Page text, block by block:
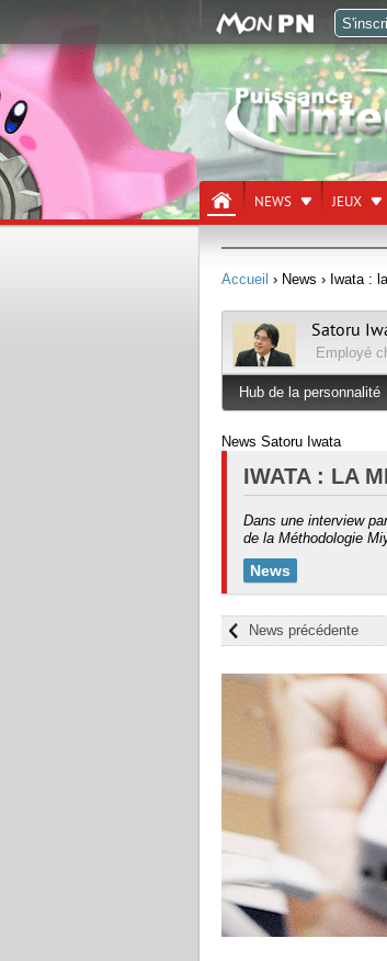
NEWS JEUX
Accueil › News › Iwata :
Satoru
Employé
Hub de la personnalité
News Satoru Iwata
IWATA : LA
Dans une interview
de la Méthodologie
News
News précédente